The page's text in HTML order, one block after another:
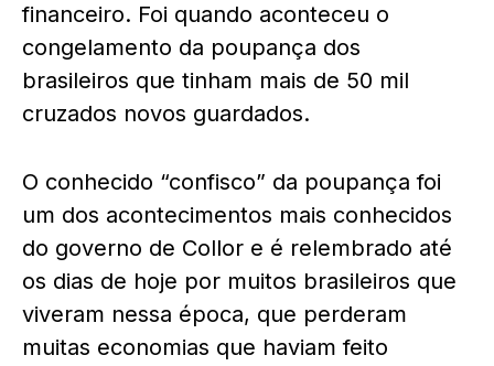
financeiro. Foi quando aconteceu o
congelamento da poupança dos
brasileiros que tinham mais de 50 mil
cruzados novos guardados.
O conhecido “confisco” da poupança foi
um dos acontecimentos mais conhecidos
do governo de Collor e é relembrado até
os dias de hoje por muitos brasileiros que
viveram nessa época, que perderam
muitas economias que haviam feito